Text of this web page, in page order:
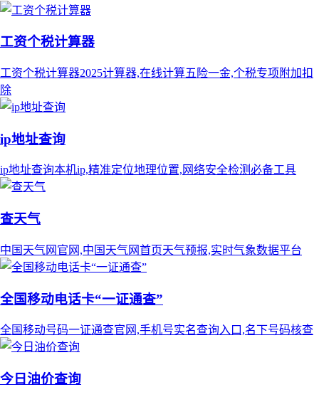
工资个税计算器
工资个税计算器2025计算器,在线计算五险一金,个税专项附加扣
除
ip地址查询
ip地址查询本机ip,精准定位地理位置,网络安全检测必备工具
查天气
中国天气网官网,中国天气网首页天气预报,实时气象数据平台
全国移动电话卡“一证通查”
全国移动号码一证通查官网,手机号实名查询入口,名下号码核查
今日油价查询